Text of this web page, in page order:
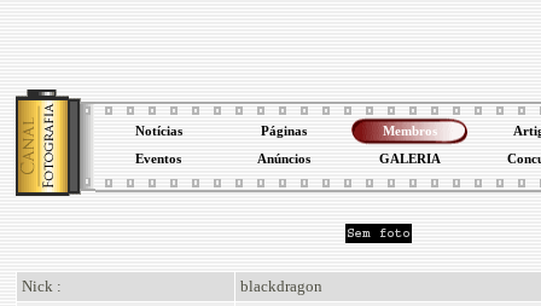
Notícias Páginas Membros
Eventos Anúncios GALERIA
Nick :
blackdragon